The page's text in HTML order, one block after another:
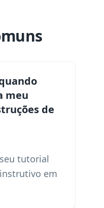
meu
de
tutorial
em